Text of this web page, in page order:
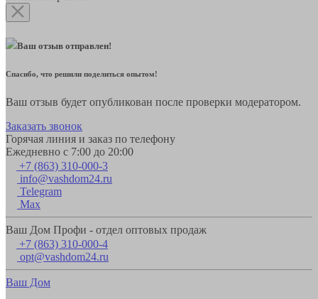
Ваш отзыв отправлен!
Спасибо, что решили поделиться опытом!
Ваш отзыв будет опубликован после проверки модератором.
Заказать звонок
Горячая линия и заказ по телефону
Ежедневно с 7:00 до 20:00
+7 (863) 310-000-3
info@vashdom24.ru
Telegram
Max
Ваш Дом Профи - отдел оптовых продаж
+7 (863) 310-000-4
opt@vashdom24.ru
Ваш Дом